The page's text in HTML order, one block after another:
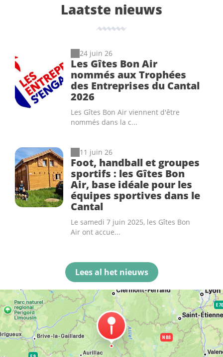
Laatste nieuws
24 juin 26
Les Gîtes Bon Air
nommés aux Trophées
des Entreprises du Cantal
2026
Les Gîtes Bon Air viennent d'être
nommés dans la c...
11 juin 26
Foot, handball et groupes
sportifs : les Gîtes Bon
Air, base idéale pour les
équipes sportives dans le
Cantal
Le samedi 7 juin 2025, les Gîtes Bon
Air ont accue...
Lees al het nieuws